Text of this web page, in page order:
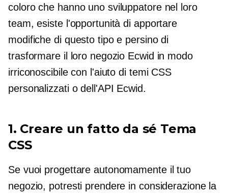
coloro che hanno uno sviluppatore nel loro
team, esiste l'opportunità di apportare
modifiche di questo tipo e persino di
trasformare il loro negozio Ecwid in modo
irriconoscibile con l'aiuto di temi CSS
personalizzati o dell'API Ecwid.
1. Creare un fatto da sé Tema
CSS
Se vuoi progettare autonomamente il tuo
negozio, potresti prendere in considerazione la